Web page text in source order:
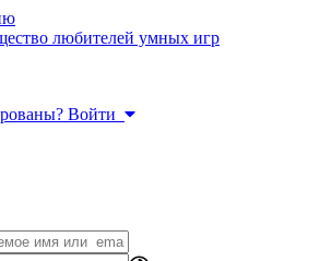
любителей умных игр
Войти